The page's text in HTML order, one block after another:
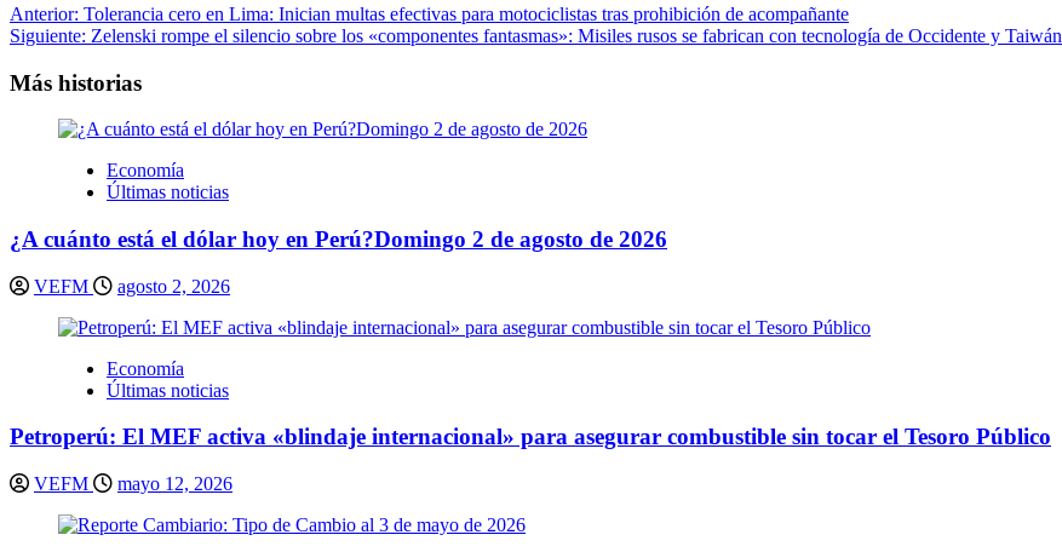
Navegación
de
entradas
Anterior: Tolerancia cero en Lima: Inician multas efectivas para motociclistas tras prohibición de acompañante
Siguiente: Zelenski rompe el silencio sobre los «componentes fantasmas»: Misiles rusos se fabrican con tecnología de Occidente y Taiwán
Más historias
Economía
Últimas noticias
¿A cuánto está el dólar hoy en Perú?Domingo 2 de agosto de 2026
VEFM agosto 2, 2026
Economía
Últimas noticias
Petroperú: El MEF activa «blindaje internacional» para asegurar combustible sin tocar el Tesoro Público
VEFM mayo 12, 2026